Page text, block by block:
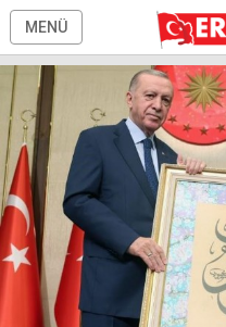
MENÜ